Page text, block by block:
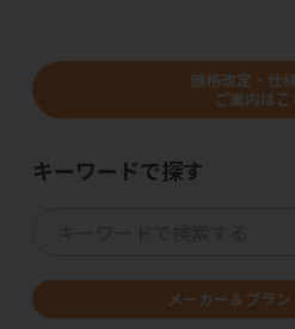
価格改定・仕
ご案内はこ
キーワードで探す
メーカー＆ブラ